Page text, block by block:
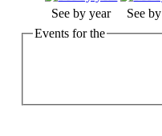
See by year See
Events for the